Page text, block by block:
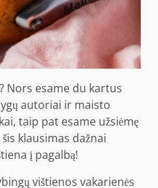
Nors esame du kartus
autoriai ir maisto
taip pat esame užsiėmę
klausimas dažnai
į pagalbą!
vištienos vakarienės